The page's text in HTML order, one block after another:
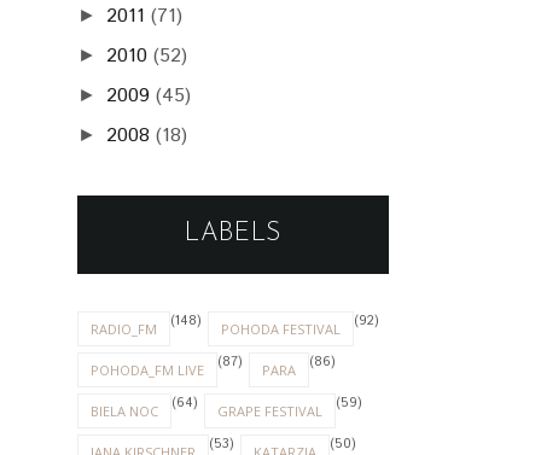
► 2011 (71)
► 2010 (52)
► 2009 (45)
► 2008 (18)
LABELS
RADIO_FM (148) POHODA FESTIVAL (92)
POHODA_FM LIVE (87) PARA (86)
BIELA NOC (64) GRAPE FESTIVAL (59)
(53) (50)